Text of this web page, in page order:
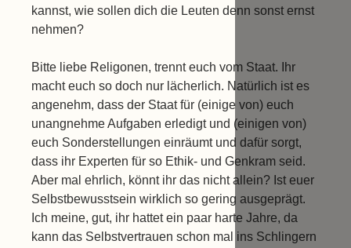
kannst, wie sollen dich die Leuten denn sonst ernst
nehmen?
Bitte liebe Religonen, trennt euch vom Staat. Ihr
macht euch so doch nur lächerlich. Natürlich ist es
angenehm, dass der Staat für (einige von) euch
unangnehme Aufgaben erledigt und (einigen von)
euch Sonderstellungen einräumt und dafür sorgt,
dass ihr Experten für so Ethik- und Genkram seid.
Aber mal ehrlich, könnt ihr das nicht allein? Ist euer
Selbstbewusstsein wirklich so gering ausgeprägt.
Ich meine, gut, ihr hattet ein paar harte Jahre, da
kann das Selbstvertrauen schon mal ins Schlingern